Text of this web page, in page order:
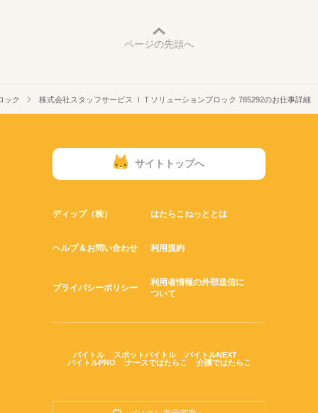
ページの先頭へ
ック 株式会社スタッフサービス ＩＴソリューションブロック 785292のお仕事詳細
サイトトップへ
ディップ（株） はたらこねっととは
ヘルプ＆お問い合わせ 利用規約
プライバシーポリシー
利用者情報の外部送信に
ついて
バイトル スポットバイトル
バイトルNEXT
バイトルPRO
ナースではたらこ 介護ではたらこ